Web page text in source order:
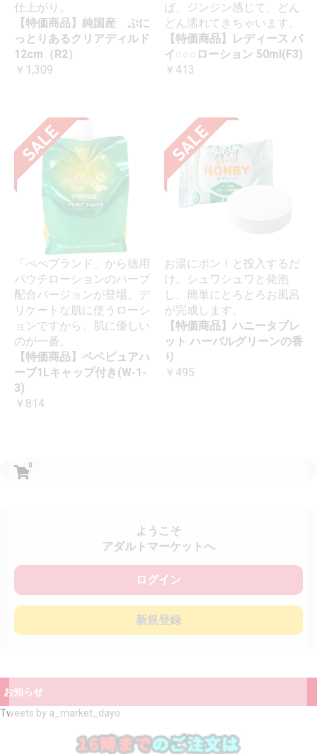
0
ようこそ
アダルトマーケットへ
ログイン
新規登録
お知らせ
Tweets by a_market_dayo
仕上がり。
【特価商品】純国産 ぷに
っとりあるクリアディルド
12cm（R2）
￥1,309
ば、ジンジン感じて、どん
どん濡れてきちゃいます。
【特価商品】レディース バ
イ○○○ローション 50ml(F3)
￥413
「ぺぺブランド」から徳用
パウチローションのハーブ
配合バージョンが登場。デ
リケートな肌に使うローシ
ョンですから、肌に優しい
のが一番。
【特価商品】ペペピュアハ
ーブ1Lキャップ付き(W-1-
3)
￥814
お湯にポン！と投入するだ
け。シュワシュワと発泡
し、簡単にとろとろお風呂
が完成します。
【特価商品】ハニータブレ
ット ハーバルグリーンの香
り
￥495